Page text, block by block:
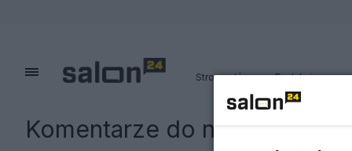
Strona główna Redakcja
Komentarze do notki: